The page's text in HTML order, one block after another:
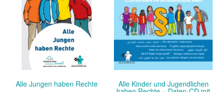
Alle Jungen haben Rechte Alle Kinder und Jugendlichen